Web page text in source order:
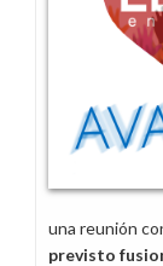
una reunión
previsto